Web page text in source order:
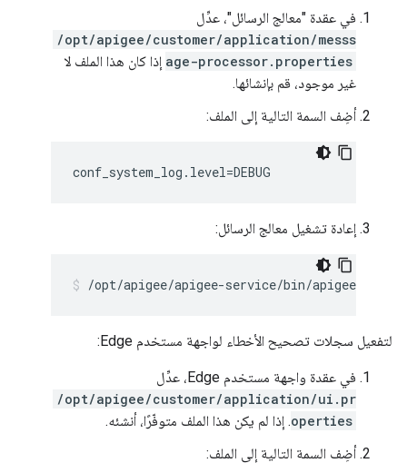
في عقدة "معالج الرسائل"، عدِّل
/opt/apigee/customer/application/messs
age-processor.properties إذا كان هذا الملف لا
غير موجود، قم بإنشائها.
أضِف السمة التالية إلى الملف:
conf_system_log.level=DEBUG
إعادة تشغيل معالج الرسائل:
/opt/apigee/apigee-service/bin/apigee-
لتفعيل سجلات تصحيح الأخطاء لواجهة مستخدم Edge:
في عقدة واجهة مستخدم Edge، عدِّل
/opt/apigee/customer/application/ui.pr
operties. إذا لم يكن هذا الملف متوفّرًا، أنشئه.
أضِف السمة التالية إلى الملف: